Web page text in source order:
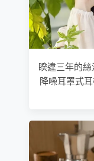
睽違三年的
降噪耳罩式